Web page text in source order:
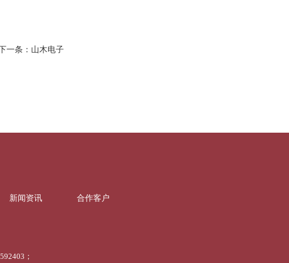
一条：山木电子
新闻资讯 合作客户
；